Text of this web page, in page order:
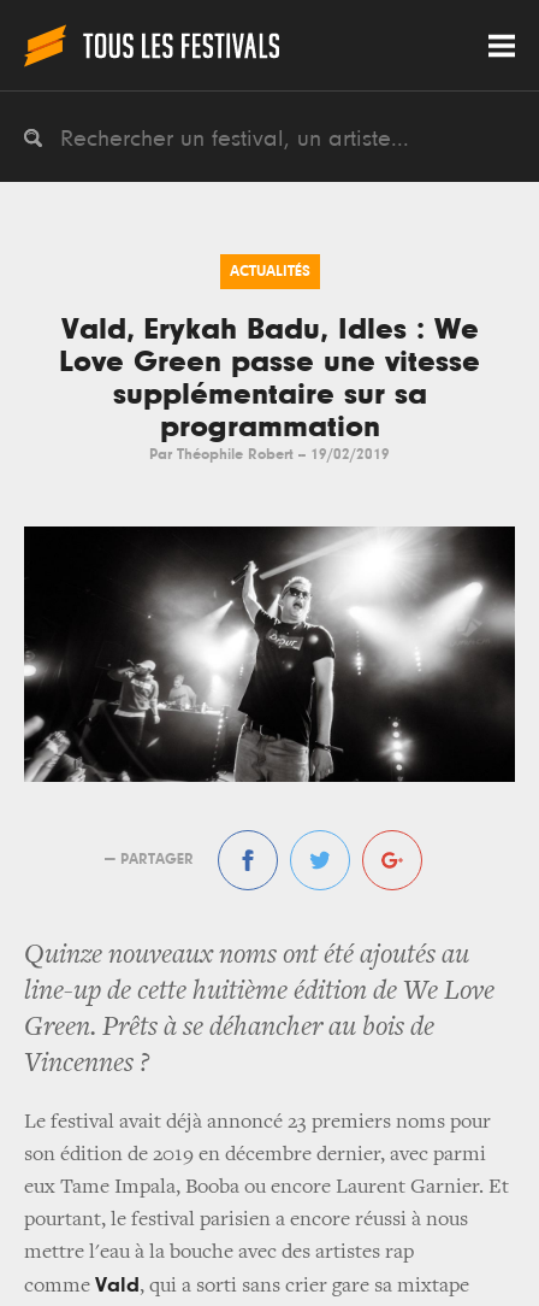
ACTUALITÉS
Vald, Erykah Badu, Idles : We
Love Green passe une vitesse
supplémentaire sur sa
programmation
Par Théophile Robert -- 19/02/2019
— PARTAGER
Quinze nouveaux noms ont été ajoutés au
line-up de cette huitième édition de We Love
Green. Prêts à se déhancher au bois de
Vincennes ?
Le festival avait déjà annoncé 23 premiers noms pour
son édition de 2019 en décembre dernier, avec parmi
eux Tame Impala, Booba ou encore Laurent Garnier. Et
pourtant, le festival parisien a encore réussi à nous
mettre l'eau à la bouche avec des artistes rap
comme Vald , qui a sorti sans crier gare sa mixtape